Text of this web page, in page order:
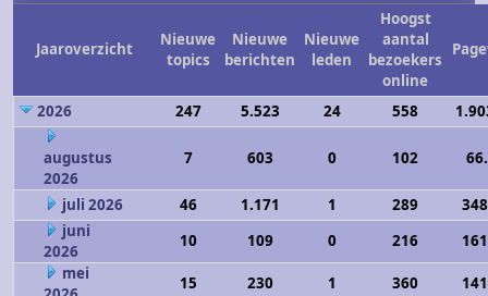
Jaaroverzicht
Nieuwe
topics
Nieuwe
berichten
Nieuwe
leden
Hoogst
aantal
bezoekers
online
2026 247 5.523 24 558
augustus
2026
7 603 0 102
juli 2026 46 1.171 1 289
juni
2026
10 109 0 216
mei
15 230 1 360